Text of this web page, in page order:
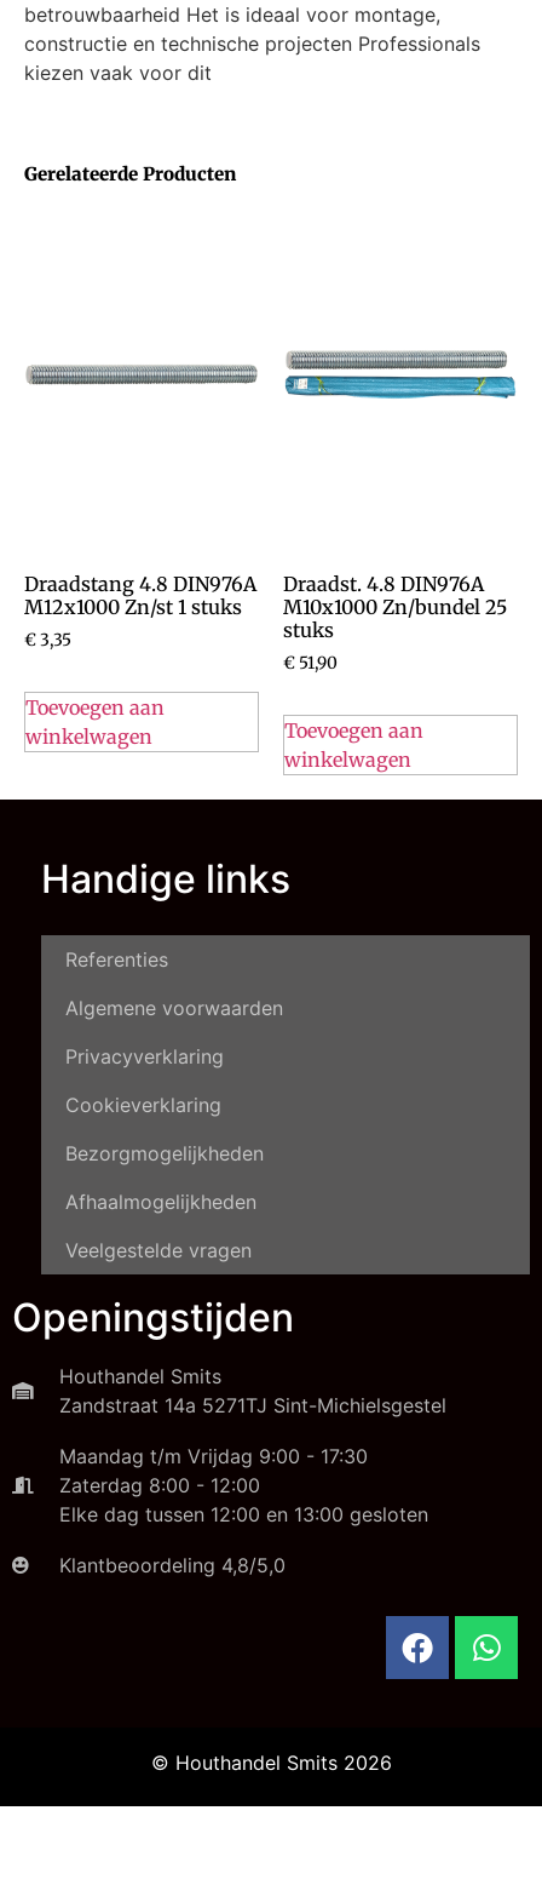
Gerelateerde Producten
Draadstang 4.8 DIN976A
M12x1000 Zn/st 1 stuks
€3,35
Toevoegen aan
winkelwagen
Draadst. 4.8 DIN976A
M10x1000 Zn/bundel 25
stuks
€ 51,90
Toevoegen aan
winkelwagen
betrouwbaarheid Het is ideaal voor montage,
constructie en technische projecten Professionals
kiezen vaak voor dit
Handige links
Referenties
Algemene voorwaarden
Privacyverklaring
Cookieverklaring
Bezorgmogelijkheden
Afhaalmogelijkheden
Veelgestelde vragen
Openingstijden
Houthandel Smits
Zandstraat 14a 5271TJ Sint-Michielsgestel
Maandag t/m Vrijdag 9:00 - 17:30
Zaterdag 8:00 - 12:00
Elke dag tussen 12:00 en 13:00 gesloten
Klantbeoordeling 4,8/5,0
© Houthandel Smits 2026